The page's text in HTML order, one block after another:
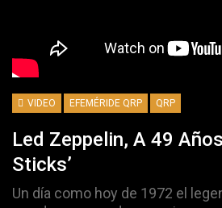
VIDEO EFEMÉRIDE QRP QRP
Led Zeppelin, A 49
Sticks’
Un día como hoy de 1972 el